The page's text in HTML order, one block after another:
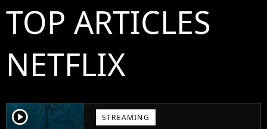
TOP ARTICLES
NETFLIX
player2 STREAMING